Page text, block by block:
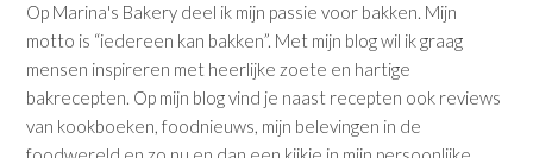
Op Marina's Bakery deel ik mijn passie voor bakken. Mijn
motto is “iedereen kan bakken”. Met mijn blog wil ik graag
mensen inspireren met heerlijke zoete en hartige
bakrecepten. Op mijn blog vind je naast recepten ook reviews
van kookboeken, foodnieuws, mijn belevingen in de